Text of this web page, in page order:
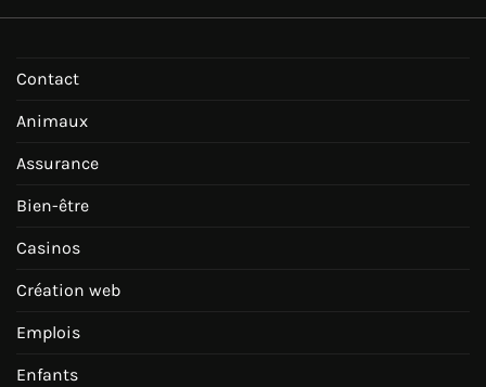
Contact
Animaux
Assurance
Bien-être
Casinos
Création web
Emplois
Enfants